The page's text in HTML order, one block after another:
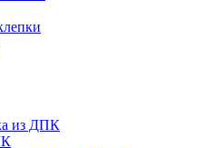
из ДПК